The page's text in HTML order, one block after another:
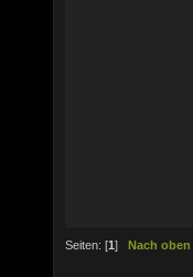
Seiten: [1] Nach oben